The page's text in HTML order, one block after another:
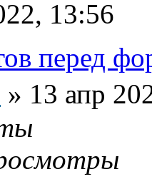
13:56
перед
» 13 апр